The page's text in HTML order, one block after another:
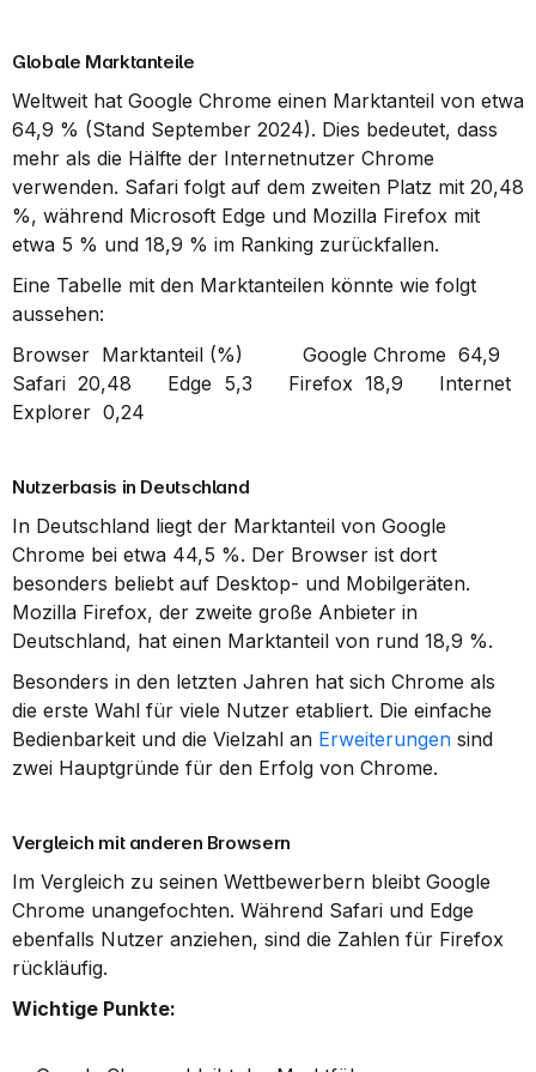
Globale Marktanteile
Weltweit hat Google Chrome einen Marktanteil von etwa
64,9 % (Stand September 2024). Dies bedeutet, dass
mehr als die Hälfte der Internetnutzer Chrome
verwenden. Safari folgt auf dem zweiten Platz mit 20,48
%, während Microsoft Edge und Mozilla Firefox mit
etwa 5 % und 18,9 % im Ranking zurückfallen.
Eine Tabelle mit den Marktanteilen könnte wie folgt
aussehen:
Browser  Marktanteil (%)          Google Chrome  64,9
Safari  20,48      Edge  5,3      Firefox  18,9      Internet
Explorer  0,24
Nutzerbasis in Deutschland
In Deutschland liegt der Marktanteil von Google
Chrome bei etwa 44,5 %. Der Browser ist dort
besonders beliebt auf Desktop- und Mobilgeräten.
Mozilla Firefox, der zweite große Anbieter in
Deutschland, hat einen Marktanteil von rund 18,9 %.
Besonders in den letzten Jahren hat sich Chrome als
die erste Wahl für viele Nutzer etabliert. Die einfache
Bedienbarkeit und die Vielzahl an Erweiterungen sind
zwei Hauptgründe für den Erfolg von Chrome.
Vergleich mit anderen Browsern
Im Vergleich zu seinen Wettbewerbern bleibt Google
Chrome unangefochten. Während Safari und Edge
ebenfalls Nutzer anziehen, sind die Zahlen für Firefox
rückläufig.
Wichtige Punkte: